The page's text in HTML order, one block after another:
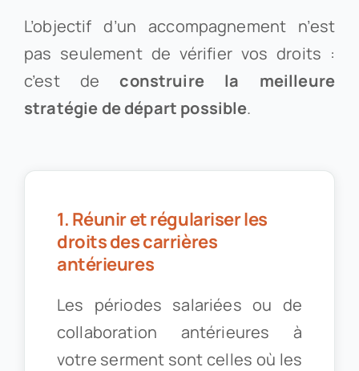
L’objectif d’un accompagnement n’est
pas seulement de vérifier vos droits :
c’est deconstruire la meilleure
stratégie de départ possible.
1. Réunir et régulariser les
droits des carrières
antérieures
Les périodes salariées ou de
collaboration antérieures à
votre serment sont celles où les